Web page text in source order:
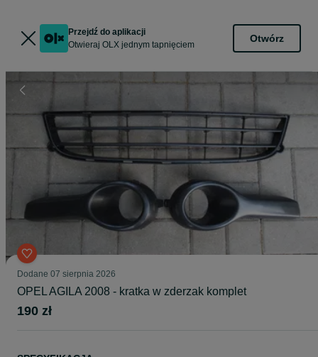
Przejdź do aplikacji
Otwieraj OLX jednym tapnięciem
Otwórz
Dodane 07 sierpnia 2026
OPEL AGILA 2008 - kratka w zderzak komplet
190 zł